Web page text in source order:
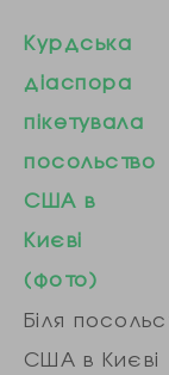
Курдська
діаспора
пікетувала
посольство
США в
Києві
(фото)
Біля
США в Києві